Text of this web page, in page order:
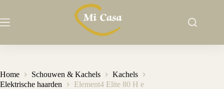
de
Home Schouwen & Kachels
Kachels
Elektrische haarden
Element4 Elite 80 H e